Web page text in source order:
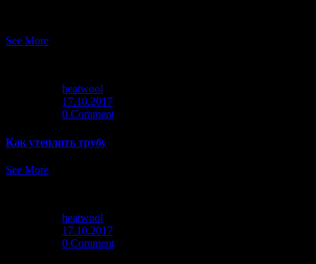
See More
heatwool
17.10.2017
0 Comment
Как утеплить трубу
See More
heatwool
17.10.2017
0 Comment